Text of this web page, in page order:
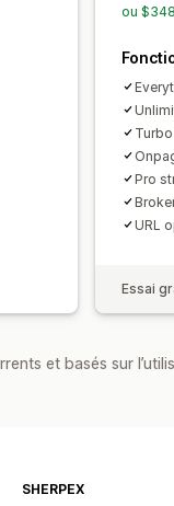
ou
Pro
URL
Essai
et basés sur
SHERPEX